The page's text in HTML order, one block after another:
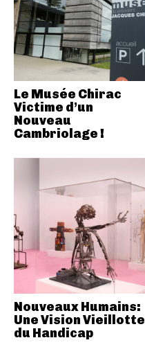
Le Musée Chirac
Victime d’un
Nouveau
Cambriolage !
Nouveaux Humains:
Une Vision Vieillotte
du Handicap